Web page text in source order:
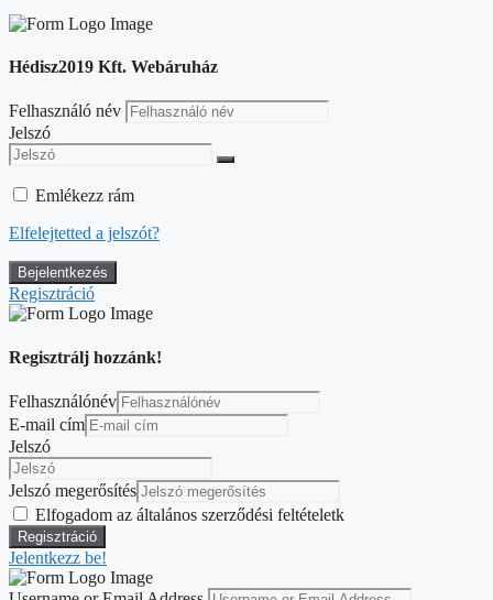
Hédisz2019 Kft. Webáruház
Felhasználó név
Jelszó
Emlékezz rám
Elfelejtetted a jelszót?
Regisztráció
Regisztrálj hozzánk!
Felhasználónév
E-mail cím
Jelszó
Jelszó megerősítés
Elfogadom az általános szerződési feltételetk
Jelentkezz be!